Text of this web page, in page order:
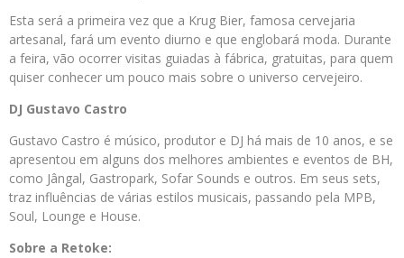
Esta será a primeira vez que a Krug Bier, famosa cervejaria
artesanal, fará um evento diurno e que englobará moda. Durante
a feira, vão ocorrer visitas guiadas à fábrica, gratuitas, para quem
quiser conhecer um pouco mais sobre o universo cervejeiro.
DJ Gustavo Castro
Gustavo Castro é músico, produtor e DJ há mais de 10 anos, e se
apresentou em alguns dos melhores ambientes e eventos de BH,
como Jângal, Gastropark, Sofar Sounds e outros. Em seus sets,
traz influências de várias estilos musicais, passando pela MPB,
Soul, Lounge e House.
Sobre a Retoke: